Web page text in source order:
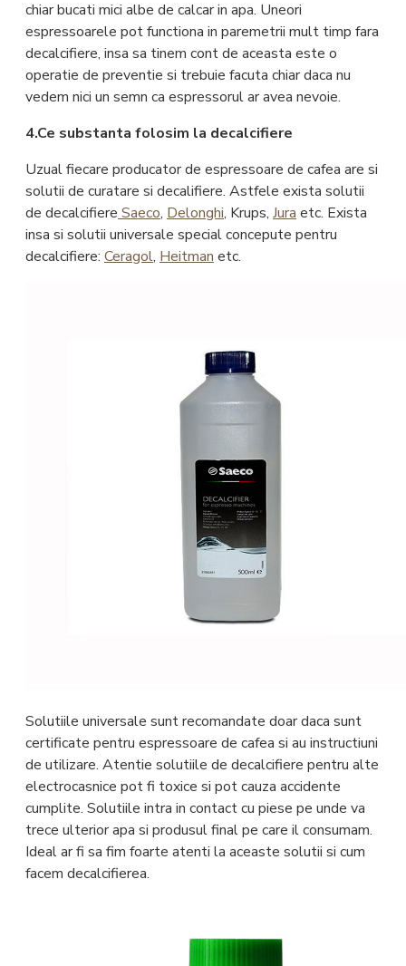
chiar bucati mici albe de calcar in apa. Uneori
espressoarele pot functiona in paremetrii mult timp fara
decalcifiere, insa sa tinem cont de aceasta este o
operatie de preventie si trebuie facuta chiar daca nu
vedem nici un semn ca espressorul ar avea nevoie.
4.Ce substanta folosim la decalcifiere
Uzual fiecare producator de espressoare de cafea are si
solutii de curatare si decalifiere. Astfele exista solutii
de decalcifiere Saeco, Delonghi, Krups, Jura etc. Exista
insa si solutii universale special concepute pentru
decalcifiere: Ceragol, Heitman etc.
Solutiile universale sunt recomandate doar daca sunt
certificate pentru espressoare de cafea si au instructiuni
de utilizare. Atentie solutiile de decalcifiere pentru alte
electrocasnice pot fi toxice si pot cauza accidente
cumplite. Solutiile intra in contact cu piese pe unde va
trece ulterior apa si produsul final pe care il consumam.
Ideal ar fi sa fim foarte atenti la aceaste solutii si cum
facem decalcifierea.